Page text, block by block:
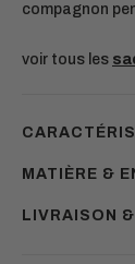
compagnon
voir tous les
MATIÈRE &
LIVRAISON